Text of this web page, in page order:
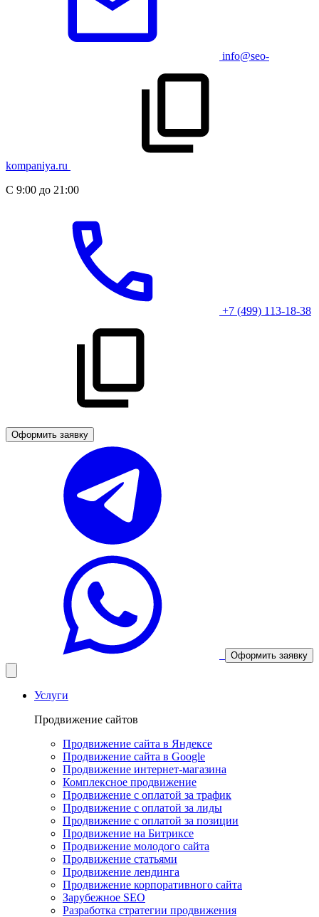
info@seo-
kompaniya.ru
С 9:00 до 21:00
+7 (499) 113-18-38
Оформить заявку
Оформить заявку
Услуги
Продвижение сайтов
Продвижение сайта в Яндексе
Продвижение сайта в Google
Продвижение интернет-магазина
Комплексное продвижение
Продвижение с оплатой за трафик
Продвижение с оплатой за лиды
Продвижение с оплатой за позиции
Продвижение на Битриксе
Продвижение молодого сайта
Продвижение статьями
Продвижение лендинга
Продвижение корпоративного сайта
Зарубежное SEO
Разработка стратегии продвижения